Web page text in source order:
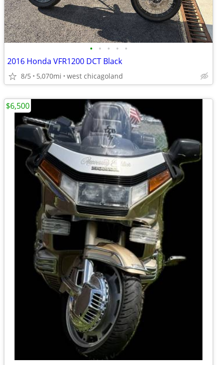
• • • • •
2016 Honda VFR1200 DCT Black
8/5 5,070mi west chicagoland
$6,500